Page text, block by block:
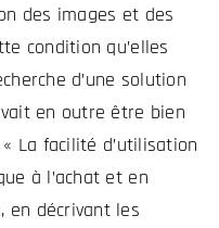
des images et des
condition qu’elles
d’une solution
en outre être bien
La facilité d’utilisation
à l’achat et en
en décrivant les